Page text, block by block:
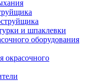
и шпаклевки
оборудования
окрасочного